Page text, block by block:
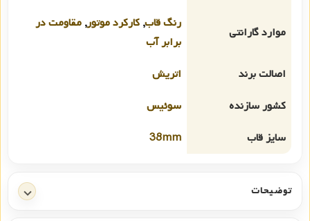
موارد گارانتی
رنگ قاب, کارکرد موتور, مقاومت در
برابر آب
اصالت برند
اتریش
کشور سازنده
سوئیس
سایز قاب
38mm
توضیحات